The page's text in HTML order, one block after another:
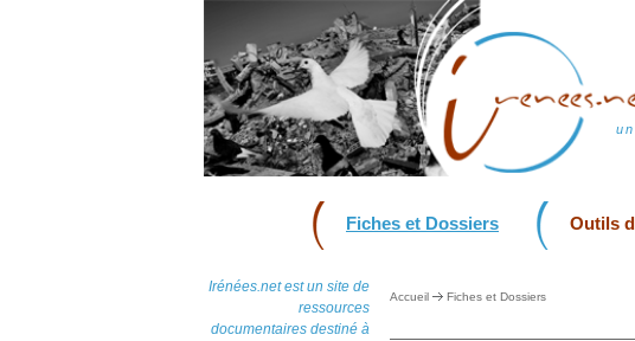
Fiches et Dossiers Outils
Irénées.net est un site de
ressources
documentaires destiné à
Accueil Fiches et Dossiers